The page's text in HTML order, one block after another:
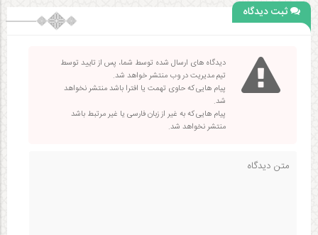
ثبت دیدگاه
دیدگاه های ارسال شده توسط شما، پس از تایید توسط
تیم مدیریت در وب منتشر خواهد شد.
پیام هایی که حاوی تهمت یا افترا باشد منتشر نخواهد
شد.
پیام هایی که به غیر از زبان فارسی یا غیر مرتبط باشد
منتشر نخواهد شد.